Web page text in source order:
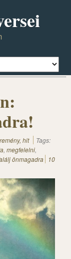
hit
Tags:
, megfelelni,
önmagadra
10